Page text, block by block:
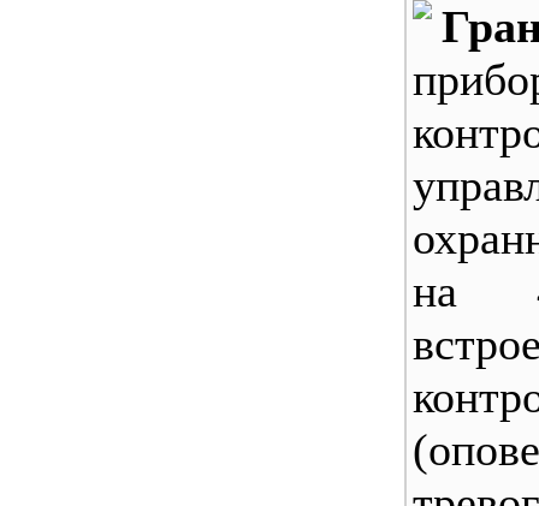
на